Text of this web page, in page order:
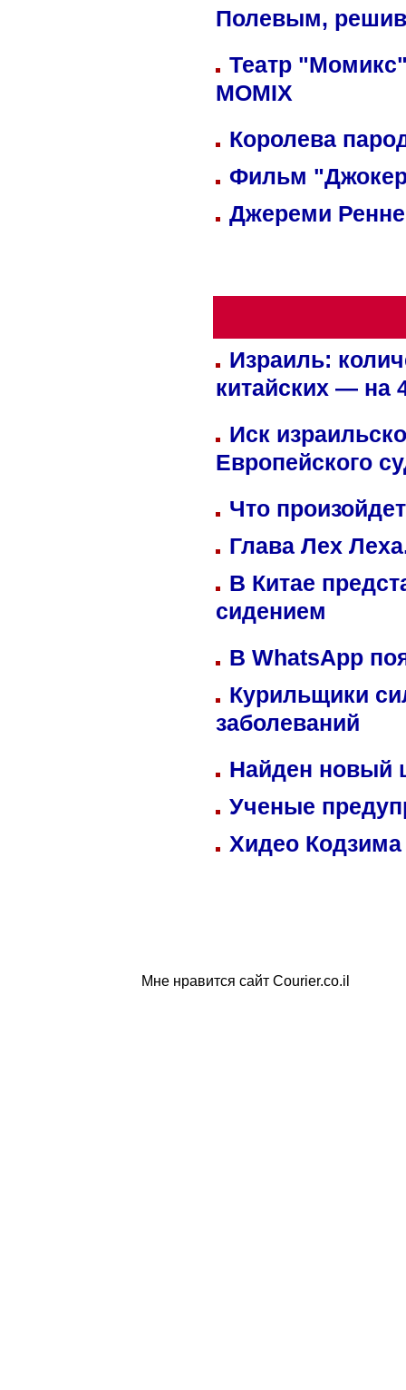
Полевым,
Театр
MOMIX
Королева
Фильм
Джереми
Израиль:
китайских — на
Иск
Европейского
Что
Глава Лех
В Китае
сидением
В WhatsApp
Курильщики
заболеваний
Найден
Ученые
Хидео
Мне нравится сайт Courier.co.il